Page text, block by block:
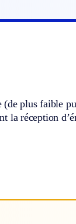
plus faible
la réception